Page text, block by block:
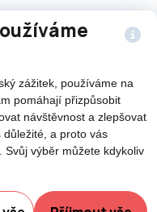
zážitek, používáme na
pomáhají přizpůsobit
návštěvnost a zlepšovat
důležité, a proto vás
výběr můžete kdykoliv
- použití obsahu či
města Nový
Potřebujete poradit?